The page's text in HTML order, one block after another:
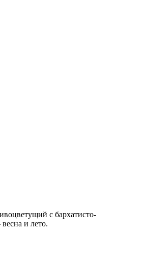
с бархатисто-
и лето.